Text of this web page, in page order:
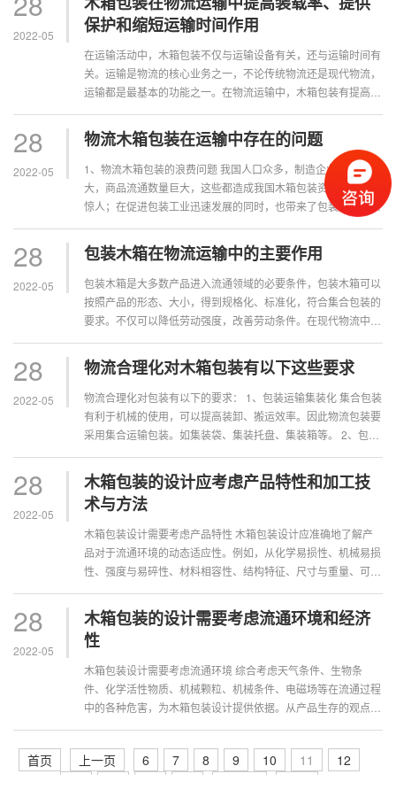
2022-05
保护和缩短运输时间作用
在运输活动中，木箱包装不仅与运输设备有关，还与运输时间有
关。运输是物流的核心业务之一，不论传统物流还是现代物流，
运输都是最基本的功能之一。在物流运输中，木箱包装有提高装
28
2022-05
物流木箱包装在运输中存在的问题
1、物流木箱包装的浪费问题 我国人口众多，制造企业数量庞
大，商品流通数量巨大，这些都造成我国木箱包装资源消耗数量
惊人；在促进包装工业迅速发展的同时，也带来了包装废弃物的
一方面，大量原本可以继续回收利用的木箱包装被当作无用废物
直接抛弃，造成资源...
28
2022-05
包装木箱在物流运输中的主要作用
包装木箱是大多数产品进入流通领域的必要条件，包装木箱可以
按照产品的形态、大小，得到规格化、标准化，符合集合包装的
要求。不仅可以降低劳动强度，改善劳动条件。在现代物流中运
28
2022-05
物流合理化对木箱包装有以下这些要求
物流合理化对包装有以下的要求： 1、包装运输集装化 集合包装
有利于机械的使用，可以提高装卸、搬运效率。因此物流包装要
采用集合运输包装。如集装袋、集装托盘、集装箱等。 2、包装
28
2022-05
木箱包装的设计应考虑产品特性和加工技
术与方法
木箱包装设计需要考虑产品特性 木箱包装设计应准确地了解产
品对于流通环境的动态适应性。例如，从化学易损性、机械易损
性、强度与易碎性、材料相容性、结构特征、尺寸与重量、可拆
28
2022-05
木箱包装的设计需要考虑流通环境和经济
性
木箱包装设计需要考虑流通环境 综合考虑天气条件、生物条
件、化学活性物质、机械颗粒、机械条件、电磁场等在流通过程
中的各种危害，为木箱包装设计提供依据。从产品生存的观点分
降低甚至破坏产品的性...
首页 上一页 6 7 8 9 10 11
12